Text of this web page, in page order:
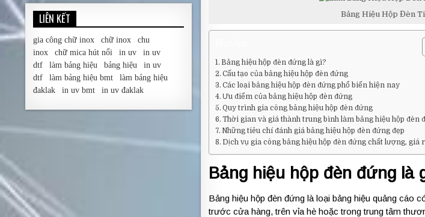
Bảng Hiệu Hộp Đèn
Bảng hiệu hộp đèn đứng là gì?
Cấu tạo của bảng hiệu hộp đèn đứng
Các loại bảng hiệu hộp đèn đứng phổ biến hiện nay
Ưu điểm của bảng hiệu hộp đèn đứng
Quy trình gia công bảng hiệu hộp đèn đứng
Thời gian và giá thành trung bình làm bảng hiệu hộp đèn
Những tiêu chí đánh giá bảng hiệu hộp đèn đứng đẹp
Dịch vụ gia công bảng hiệu hộp đèn đứng chất lượng, giá
Bảng hiệu hộp đèn đứng là
Bảng hiệu hộp đèn đứng là loại bảng hiệu quảng cáo
trước cửa hàng, trên vỉa hè hoặc trong trung tâm
LIÊN KẾT
gia công chữ inox chữ inox
chu
inox
chữ mica hút nổi in uv
in uv
dtf
làm bảng hiệu bảng hiệu
in uv
dtf
làm bảng hiệu bmt
làm bảng hiệu
đaklak
in uv bmt in uv đaklak